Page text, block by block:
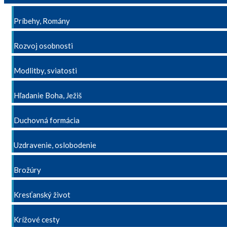
Príbehy, Romány
Rozvoj osobnosti
Modlitby, sviatosti
Hľadanie Boha, Ježiš
Duchovná formácia
Uzdravenie, oslobodenie
Brožúry
Kresťanský život
Krížové cesty